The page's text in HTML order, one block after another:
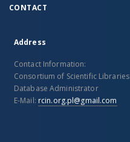
CONTACT
Address
Contact Information:
Consortium of Scientific Libraries
Database Administrator
E-Mail: rcin.org.pl@gmail.com